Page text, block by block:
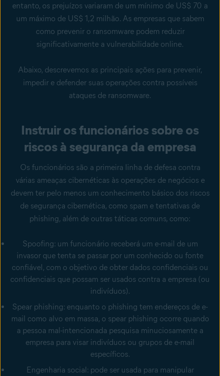
entanto, os prejuízos variaram de um mínimo de US$ 70 a
um máximo de US$ 1,2 milhão. As empresas que sabem
como prevenir o ransomware podem reduzir
significativamente a vulnerabilidade online.
Abaixo, descrevemos as principais ações para prevenir,
impedir e defender suas operações contra possíveis
ataques de ransomware.
Instruir os funcionários sobre os
riscos à segurança da empresa
Os funcionários são a primeira linha de defesa contra
várias ameaças cibernéticas às operações de negócios e
devem ter pelo menos um conhecimento básico dos riscos
de segurança cibernética, como spam e tentativas de
phishing, além de outras táticas comuns, como:
Spoofing: um funcionário receberá um e-mail de um
invasor que tenta se passar por um conhecido ou fonte
confiável, com o objetivo de obter dados confidenciais ou
confidenciais que possam ser usados contra a empresa (ou
indivíduos).
Spear phishing: enquanto o phishing tem endereços de e-
mail como alvo em massa, o spear phishing ocorre quando
a pessoa mal-intencionada pesquisa minuciosamente a
empresa para visar indivíduos ou grupos de e-mail
específicos.
Engenharia social: pode ser usada para manipular